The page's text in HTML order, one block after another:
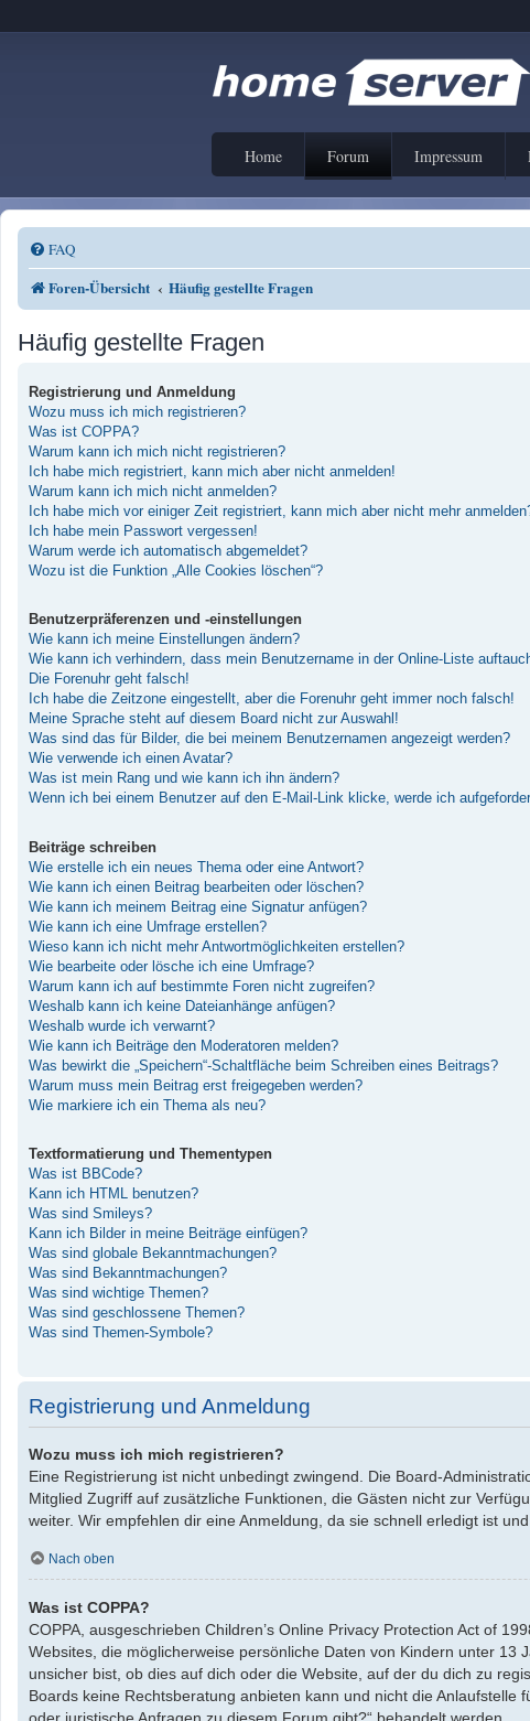
Home Forum Impressum
FAQ
Foren-Übersicht Häufig gestellte Fragen
Häufig gestellte Fragen
Registrierung und Anmeldung
Wozu muss ich mich registrieren?
Was ist COPPA?
Warum kann ich mich nicht registrieren?
Ich habe mich registriert, kann mich aber nicht anmelden!
Warum kann ich mich nicht anmelden?
Ich habe mich vor einiger Zeit registriert, kann mich aber nicht mehr
Ich habe mein Passwort vergessen!
Warum werde ich automatisch abgemeldet?
Wozu ist die Funktion „Alle Cookies löschen“?
Benutzerpräferenzen und -einstellungen
Wie kann ich meine Einstellungen ändern?
Wie kann ich verhindern, dass mein Benutzername in der Online-Liste
Die Forenuhr geht falsch!
Ich habe die Zeitzone eingestellt, aber die Forenuhr geht immer noch falsch!
Meine Sprache steht auf diesem Board nicht zur Auswahl!
Was sind das für Bilder, die bei meinem Benutzernamen angezeigt werden?
Wie verwende ich einen Avatar?
Was ist mein Rang und wie kann ich ihn ändern?
Wenn ich bei einem Benutzer auf den E-Mail-Link klicke, werde ich
Beiträge schreiben
Wie erstelle ich ein neues Thema oder eine Antwort?
Wie kann ich einen Beitrag bearbeiten oder löschen?
Wie kann ich meinem Beitrag eine Signatur anfügen?
Wie kann ich eine Umfrage erstellen?
Wieso kann ich nicht mehr Antwortmöglichkeiten erstellen?
Wie bearbeite oder lösche ich eine Umfrage?
Warum kann ich auf bestimmte Foren nicht zugreifen?
Weshalb kann ich keine Dateianhänge anfügen?
Weshalb wurde ich verwarnt?
Wie kann ich Beiträge den Moderatoren melden?
Was bewirkt die „Speichern“-Schaltfläche beim Schreiben eines Beitrags?
Warum muss mein Beitrag erst freigegeben werden?
Wie markiere ich ein Thema als neu?
Textformatierung und Thementypen
Was ist BBCode?
Kann ich HTML benutzen?
Was sind Smileys?
Kann ich Bilder in meine Beiträge einfügen?
Was sind globale Bekanntmachungen?
Was sind Bekanntmachungen?
Was sind wichtige Themen?
Was sind geschlossene Themen?
Was sind Themen-Symbole?
Registrierung und Anmeldung
Wozu muss ich mich registrieren?
Eine Registrierung ist nicht unbedingt zwingend. Die Board-
Mitglied Zugriff auf zusätzliche Funktionen, die Gästen nicht zur
weiter. Wir empfehlen dir eine Anmeldung, da sie schnell erledigt ist
Nach oben
Was ist COPPA?
COPPA, ausgeschrieben Children’s Online Privacy Protection Act of
Websites, die möglicherweise persönliche Daten von Kindern unter
unsicher bist, ob dies auf dich oder die Website, auf der du dich zu
Boards keine Rechtsberatung anbieten kann und nicht die